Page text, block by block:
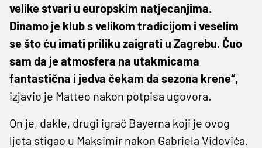
velike stvari u europskim natjecanjima.
Dinamo je klub s velikom tradicijom i veselim
se što ću imati priliku zaigrati u Zagrebu. Čuo
sam da je atmosfera na utakmicama
fantastična i jedva čekam da sezona krene“,
izjavio je Matteo nakon potpisa ugovora.
On je, dakle, drugi igrač Bayerna koji je ovog
ljeta stigao u Maksimir nakon Gabriela Vidovića.